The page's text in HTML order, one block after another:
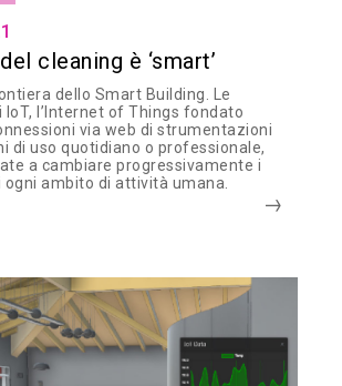
cleaning è ‘smart’
dello Smart Building. Le
IoT, l’Internet of Things fondato
via web di strumentazioni
di uso quotidiano o professionale,
a cambiare progressivamente i
ambito di attività umana.